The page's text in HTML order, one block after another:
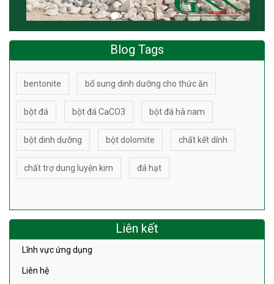
Blog Tags
bentonite bổ sung dinh dưỡng cho thức ăn
bột đá bột đá CaCO3 bột đá hà nam
bột dinh dưỡng bột dolomite chất kết dính
chất trợ dung luyện kim đá hạt
Liên kết
Lĩnh vực ứng dụng
Liên hệ